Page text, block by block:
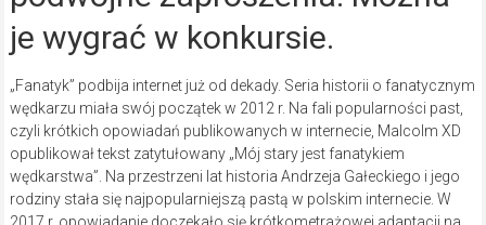
je wygrać w konkursie.
„Fanatyk” podbija internet już od dekady. Seria historii o fanatycznym
wędkarzu miała swój początek w 2012 r. Na fali popularności past,
czyli krótkich opowiadań publikowanych w internecie, Malcolm XD
opublikował tekst zatytułowany „Mój stary jest fanatykiem
wędkarstwa”. Na przestrzeni lat historia Andrzeja Gałeckiego i jego
rodziny stała się najpopularniejszą pastą w polskim internecie. W